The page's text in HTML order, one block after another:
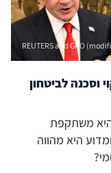
REUTERS and GPO
וסכנה לביטחון
משתקפת
היא מהווה